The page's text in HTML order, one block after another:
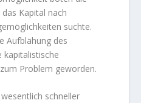
Kapital nach
suchte.
Aufblähung des
kapitalistische
Problem geworden.
schneller